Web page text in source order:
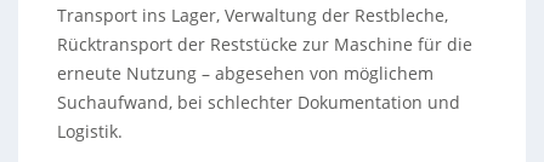
Transport ins Lager, Verwaltung der Restbleche,
Rücktransport der Reststücke zur Maschine für die
erneute Nutzung – abgesehen von möglichem
Suchaufwand, bei schlechter Dokumentation und
Logistik.